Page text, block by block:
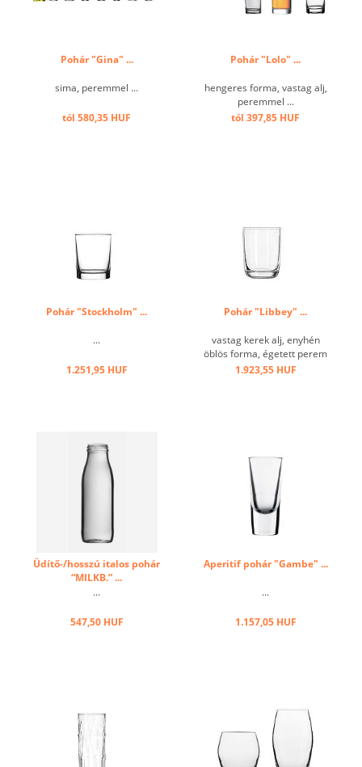
Pohár "Gina" ...
sima, peremmel ...
tól 580,35 HUF
Pohár "Lolo" ...
hengeres forma, vastag alj,
peremmel ...
tól 397,85 HUF
Pohár "Stockholm" ...
...
1.251,95 HUF
Pohár "Libbey" ...
vastag kerek alj, enyhén
öblös forma, égetett perem
...
1.923,55 HUF
Üdítő-/hosszú italos pohár
“MILKB.” ...
...
547,50 HUF
Aperitif pohár "Gambe" ...
...
1.157,05 HUF